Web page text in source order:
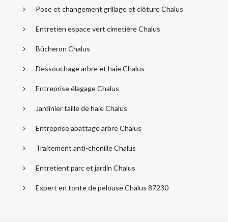
Pose et changement grillage et clôture Chalus
Entretien espace vert cimetière Chalus
Bûcheron Chalus
Dessouchage arbre et haie Chalus
Entreprise élagage Chalus
Jardinier taille de haie Chalus
Entreprise abattage arbre Chalus
Traitement anti-chenille Chalus
Entretient parc et jardin Chalus
Expert en tonte de pelouse Chalus 87230